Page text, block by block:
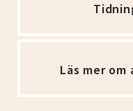
Läs mer